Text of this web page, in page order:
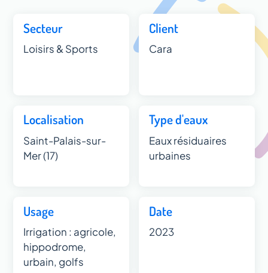
Secteur
Loisirs & Sports
Client
Cara
Localisation
Saint-Palais-sur-
Mer (17)
Type d'eaux
Eaux résiduaires
urbaines
Usage
Irrigation : agricole,
hippodrome,
urbain, golfs
Date
2023